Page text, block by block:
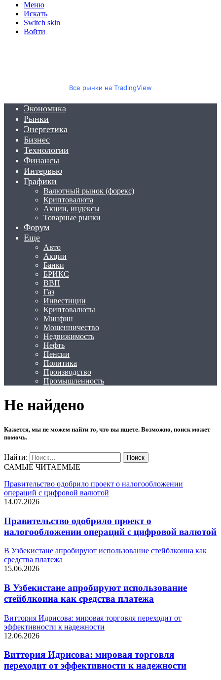
Меню
Искать
Switch skin
Войти
Все рынки на TradingView
Экономика
Рынки
Энергетика
Бизнес
Технологии
Финансы
Интервью
Графики
Валютный рынок (форекс)
Криптовалюта
Акции, индексы
Товарные рынки
Форум
Еще
Авто
Акции
Банки
БРИКС
ВВП
Газ
Инвестиции
Криптовалюты
Минфин
Мошенничество
Недвижимость
Нефть
Пенсии
Политика
Производство
Промышленность
Не найдено
Кажется, мы не можем найти то, что вы ищете. Возможно, поиск может
помочь.
Найти:
САМЫЕ ЧИТАЕМЫЕ
Правительство одобрило проект о налогообложении
операций с цифровой валютой
14.07.2026
Правительство одобрило проект о
налогообложении операций с цифровой валютой
В Узбекистане апробируют использование стейблкоина как
средства платежа
15.06.2026
В Узбекистане апробируют использование
стейблкоина как средства платежа
Виттория Идрисова: мировая торговля переходит от
эффективности к надежности
12.06.2026
Виттория Идрисова: мировая торговля
переходит от эффективности к надежности